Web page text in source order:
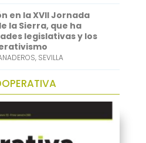
en la XVII Jornada
la Sierra, que ha
legislativas y los
, SEVILLA